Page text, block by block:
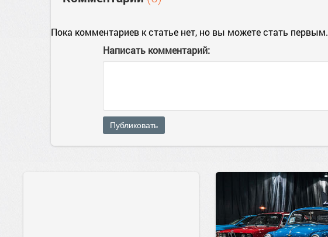
Пока комментариев к статье нет, но вы можете стать первым.
Написать комментарий:
Публиковать